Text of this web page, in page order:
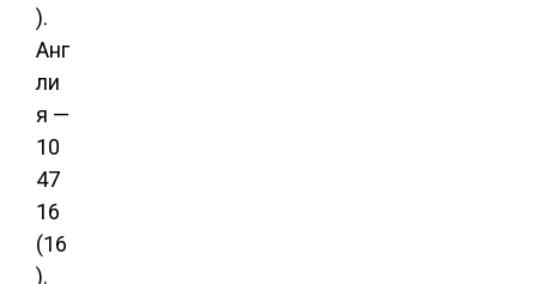
).
Анг
ли
я —
10
47
16
(16
).